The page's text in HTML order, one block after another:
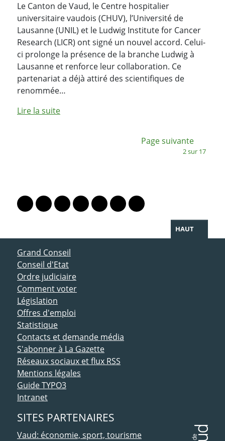
Le Canton de Vaud, le Centre hospitalier
universitaire vaudois (CHUV), l’Université de
Lausanne (UNIL) et le Ludwig Institute for Cancer
Research (LICR) ont signé un nouvel accord. Celui-
ci prolonge la présence de la branche Ludwig à
Lausanne et renforce leur collaboration. Ce
partenariat a déjà attiré des scientifiques de
renommée…
Lire la suite
Page suivante
2 sur 17
Lien vers le profil Mastodon
Lien vers le profil Bluesky
Lien vers le profil Instagram
Lien vers le profil Linkedin
Lien vers le profil Facebook
Lien vers le profil Twitter
Partager par WhatsApp
HAUT
ACCÈS DIRECT
Grand Conseil
Conseil d'Etat
Ordre judiciaire
Comment voter
Législation
Offres d'emploi
Statistique
Contacts et demande média
S'abonner à La Gazette
Réseaux sociaux et flux RSS
Mentions légales
Guide TYPO3
Intranet
SITES PARTENAIRES
Vaud: économie, sport, tourisme